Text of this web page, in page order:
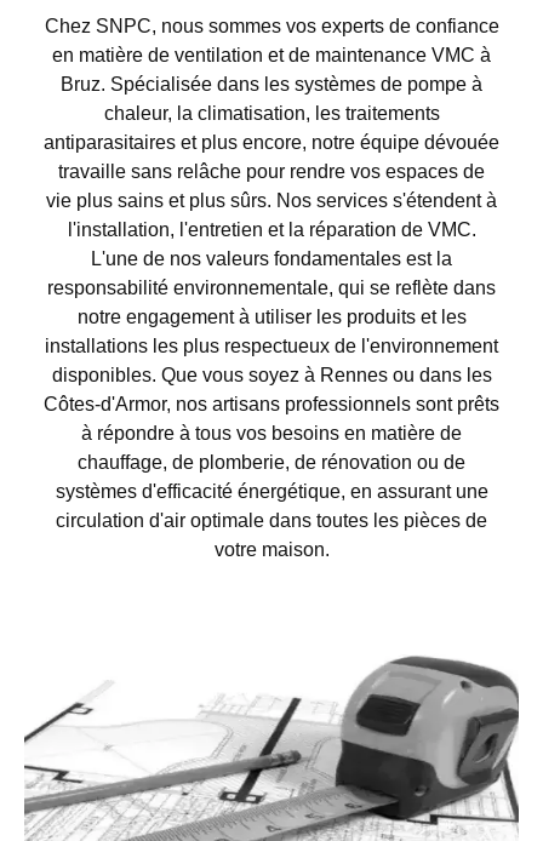
Chez SNPC, nous sommes vos experts de confiance
en matière de ventilation et de maintenance VMC à
Bruz. Spécialisée dans les systèmes de pompe à
chaleur, la climatisation, les traitements
antiparasitaires et plus encore, notre équipe dévouée
travaille sans relâche pour rendre vos espaces de
vie plus sains et plus sûrs. Nos services s'étendent à
l'installation, l'entretien et la réparation de VMC.
L'une de nos valeurs fondamentales est la
responsabilité environnementale, qui se reflète dans
notre engagement à utiliser les produits et les
installations les plus respectueux de l'environnement
disponibles. Que vous soyez à Rennes ou dans les
Côtes-d'Armor, nos artisans professionnels sont prêts
à répondre à tous vos besoins en matière de
chauffage, de plomberie, de rénovation ou de
systèmes d'efficacité énergétique, en assurant une
circulation d'air optimale dans toutes les pièces de
votre maison.